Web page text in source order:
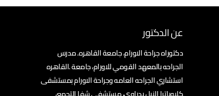
عن الدكتور
دكتوراه جراحة الاورام، جامعة القاهره. مدرس
الجراحه بالمعهد القومي للاورام، جامعة .القاهره
استشاري الجراحه العامه وجراحة الاورام بمستشفى